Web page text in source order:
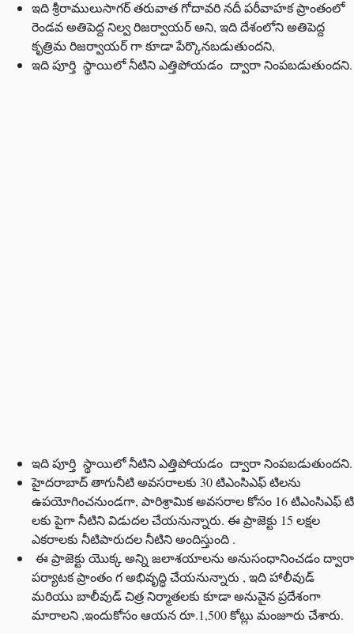
ఇది శ్రీరాములుసాగర్ తరువాత గోదావరి నదీ పరీవాహక ప్రాంతంలో
రెండవ అతిపెద్ద నిల్వ రిజర్వాయర్ అని, ఇది దేశంలోని అతిపెద్ద
కృత్రిమ రిజర్వాయర్ గా కూడా పేర్కొనబడుతుందని,
ఇది పూర్తి స్థాయిలో నీటిని ఎత్తిపోయడం ద్వారా నింపబడుతుందని.
ఇది పూర్తి స్థాయిలో నీటిని ఎత్తిపోయడం ద్వారా నింపబడుతుందని.
హైదరాబాద్ తాగునీటి అవసరాలకు 30 టిఎంసిఎఫ్ టిలను
ఉపయోగించనుండగా, పారిశ్రామిక అవసరాల కోసం 16 టిఎంసిఎఫ్ టి
లకు పైగా నీటిని విడుదల చేయనున్నారు. ఈ ప్రాజెక్టు 15 లక్షల
ఎకరాలకు నీటిపారుదల నీటిని అందిస్తుంది .
ఈ ప్రాజెక్టు యొక్క అన్ని జలాశయాలను అనుసంధానించడం ద్వారా
పర్యాటక ప్రాంతం గ అభివృద్ధి చేయనున్నారు , ఇది హాలీవుడ్
మరియు బాలీవుడ్ చిత్ర నిర్మాతలకు కూడా అనువైన ప్రదేశంగా
మారాలని ,ఇందుకోసం ఆయన రూ.1,500 కోట్లు మంజూరు చేశారు.